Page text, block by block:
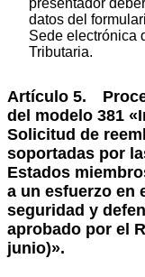
presentador
datos del
Sede electrónica
Tributaria.
Artículo 5.
del modelo 381
Solicitud de
soportadas por
Estados
a un esfuerzo en
seguridad y
aprobado por el
junio)».